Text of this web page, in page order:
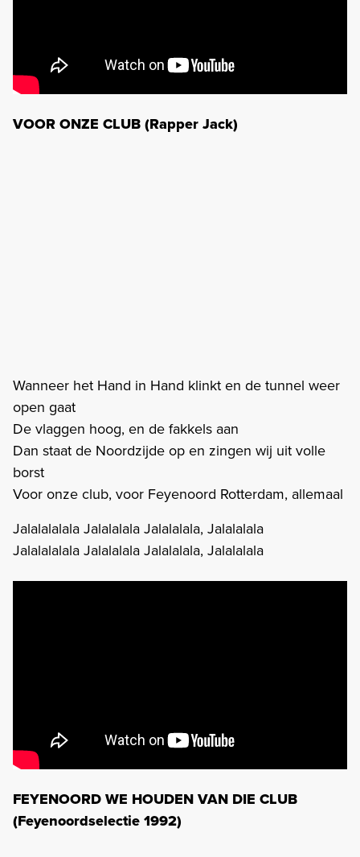
VOOR ONZE CLUB (Rapper Jack)
Wanneer het Hand in Hand klinkt en de tunnel weer
open gaat
De vlaggen hoog, en de fakkels aan
Dan staat de Noordzijde op en zingen wij uit volle
borst
Voor onze club, voor Feyenoord Rotterdam, allemaal
Jalalalalala Jalalalala Jalalalala, Jalalalala
Jalalalalala Jalalalala Jalalalala, Jalalalala
FEYENOORD WE HOUDEN VAN DIE CLUB
(Feyenoordselectie 1992)